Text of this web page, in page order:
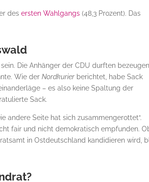
desersten Wahlgangs (48,3 Prozent). Das
Die Anhänger der CDU durften bezeugen,
Wie derNordkurier berichtet, habe Sack
– es also keine Spaltung der
Sack.
andere Seite hat sich zusammengerottet“.
fair und nicht demokratisch empfunden.
in Ostdeutschland kandidieren wird,